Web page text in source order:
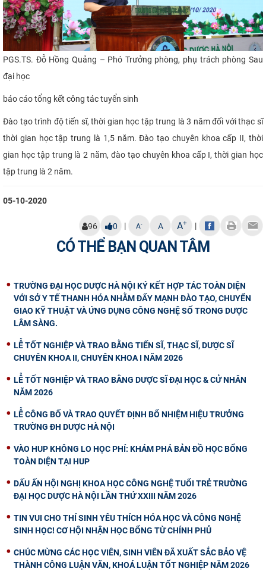
PGS.TS. Đỗ Hồng Quảng – Phó Trưởng phòng, phụ trách phòng Sau
đại học
báo cáo tổng kết công tác tuyển sinh
Đào tạo trình độ tiến sĩ, thời gian học tập trung là 3 năm đối với thạc sĩ
thời gian học tập trung là 1,5 năm. Đào tạo chuyên khoa cấp II, thời
gian học tập trung là 2 năm, đào tạo chuyên khoa cấp I, thời gian học
tập trung là 2 năm.
05-10-2020
96 0 | A- A A+ |
CÓ THỂ BẠN QUAN TÂM
TRƯỜNG ĐẠI HỌC DƯỢC HÀ NỘI KÝ KẾT HỢP TÁC TOÀN DIỆN
VỚI SỞ Y TẾ THANH HÓA NHẰM ĐẨY MẠNH ĐÀO TẠO, CHUYỂN
GIAO KỸ THUẬT VÀ ỨNG DỤNG CÔNG NGHỆ SỐ TRONG DƯỢC
LÂM SÀNG.
LỄ TỐT NGHIỆP VÀ TRAO BẰNG TIẾN SĨ, THẠC SĨ, DƯỢC SĨ
CHUYÊN KHOA II, CHUYÊN KHOA I NĂM 2026
LỄ TỐT NGHIỆP VÀ TRAO BẰNG DƯỢC SĨ ĐẠI HỌC & CỬ NHÂN
NĂM 2026
LỄ CÔNG BỐ VÀ TRAO QUYẾT ĐỊNH BỔ NHIỆM HIỆU TRƯỞNG
TRƯỜNG ĐH DƯỢC HÀ NỘI
VÀO HUP KHÔNG LO HỌC PHÍ: KHÁM PHÁ BẢN ĐỒ HỌC BỔNG
TOÀN DIỆN TẠI HUP
DẤU ẤN HỘI NGHỊ KHOA HỌC CÔNG NGHỆ TUỔI TRẺ TRƯỜNG
ĐẠI HỌC DƯỢC HÀ NỘI LẦN THỨ XXIII NĂM 2026
TIN VUI CHO THÍ SINH YÊU THÍCH HÓA HỌC VÀ CÔNG NGHỆ
SINH HỌC! CƠ HỘI NHẬN HỌC BỔNG TỪ CHÍNH PHỦ
CHÚC MỪNG CÁC HỌC VIÊN, SINH VIÊN ĐÃ XUẤT SẮC BẢO VỆ
THÀNH CÔNG LUẬN VĂN, KHOÁ LUẬN TỐT NGHIỆP NĂM 2026